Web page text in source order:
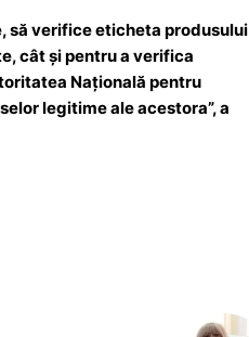
să verifice eticheta produsului
cât și pentru a verifica
Naţională pentru
legitime ale acestora”, a